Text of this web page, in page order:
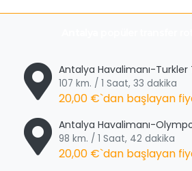
Antalya Havalimanı-Turkler
107 km. / 1 Saat, 33 dakika
20,00 €`dan başlayan
Antalya Havalimanı-
98 km. / 1 Saat, 42 dakika
20,00 €`dan başlayan